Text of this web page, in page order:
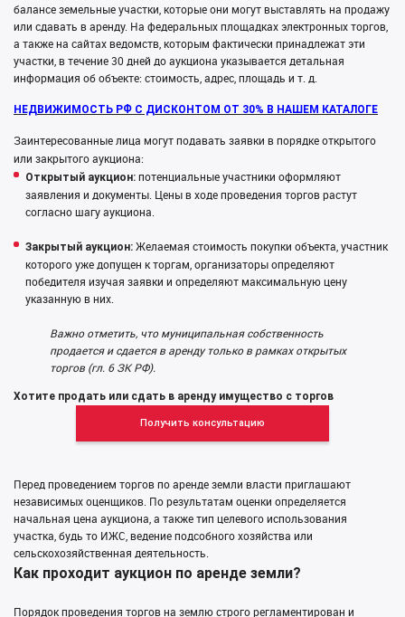
балансе земельные участки, которые они могут выставлять на продажу
или сдавать в аренду. На федеральных площадках электронных торгов,
а также на сайтах ведомств, которым фактически принадлежат эти
участки, в течение 30 дней до аукциона указывается детальная
информация об объекте: стоимость, адрес, площадь и т. д.
НЕДВИЖИМОСТЬ РФ С ДИСКОНТОМ ОТ 30% В НАШЕМ КАТАЛОГЕ
Заинтересованные лица могут подавать заявки в порядке открытого
или закрытого аукциона:
Открытый аукцион: потенциальные участники оформляют
заявления и документы. Цены в ходе проведения торгов растут
согласно шагу аукциона.
Закрытый аукцион: Желаемая стоимость покупки объекта, участник
которого уже допущен к торгам, организаторы определяют
победителя изучая заявки и определяют максимальную цену
указанную в них.
Важно отметить, что муниципальная собственность
продается и сдается в аренду только в рамках открытых
торгов (гл. 6 ЗК РФ).
Хотите продать или сдать в аренду имущество с торгов
Получить консультацию
Перед проведением торгов по аренде земли власти приглашают
независимых оценщиков. По результатам оценки определяется
начальная цена аукциона, а также тип целевого использования
участка, будь то ИЖС, ведение подсобного хозяйства или
сельскохозяйственная деятельность.
Как проходит аукцион по аренде земли?
Порядок проведения торгов на землю строго регламентирован и